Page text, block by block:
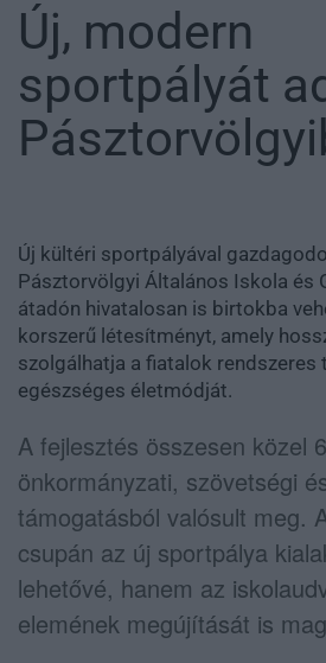
Új, modern
sportpályát
Új kültéri sportpályával
Pásztorvölgyi Általános Iskola és
átadón hivatalosan is birtokba
korszerű létesítményt, amely
szolgálhatja a fiatalok rendszeres
egészséges életmódját.
A fejlesztés összesen közel
önkormányzati, szövetségi
támogatásból valósult meg.
csupán az új sportpálya
lehetővé, hanem az
elemének megújítását is